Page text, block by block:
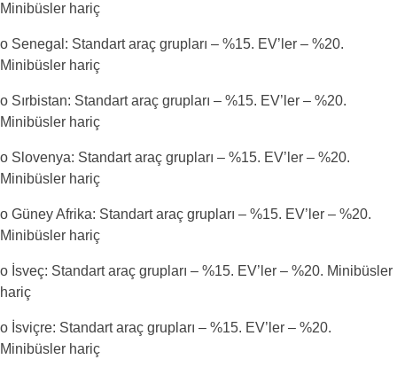
Minibüsler hariç
o Senegal: Standart araç grupları – %15. EV’ler – %20.
Minibüsler hariç
o Sırbistan: Standart araç grupları – %15. EV’ler – %20.
Minibüsler hariç
o Slovenya: Standart araç grupları – %15. EV’ler – %20.
Minibüsler hariç
o Güney Afrika: Standart araç grupları – %15. EV’ler – %20.
Minibüsler hariç
o İsveç: Standart araç grupları – %15. EV’ler – %20. Minibüsler
hariç
o İsviçre: Standart araç grupları – %15. EV’ler – %20.
Minibüsler hariç